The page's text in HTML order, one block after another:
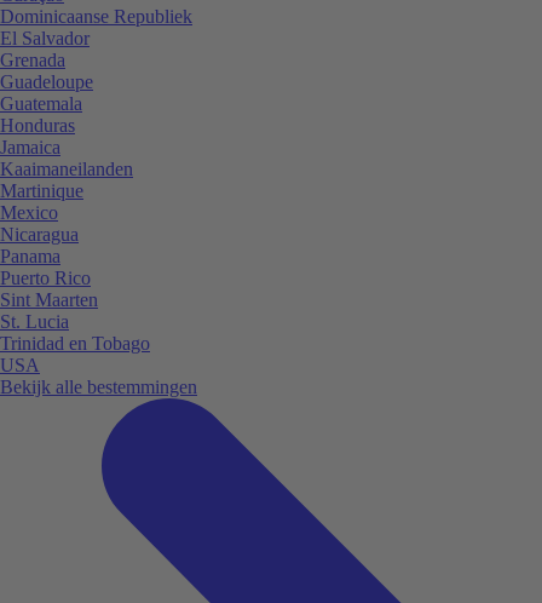
Dominicaanse Republiek
El Salvador
Grenada
Guadeloupe
Guatemala
Honduras
Jamaica
Kaaimaneilanden
Martinique
Mexico
Nicaragua
Panama
Puerto Rico
Sint Maarten
St. Lucia
Trinidad en Tobago
USA
Bekijk alle bestemmingen